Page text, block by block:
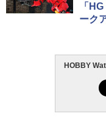
「
ーク
HOBBY